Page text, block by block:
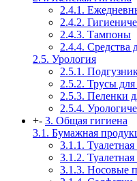
2.4.1.
2.4.2.
2.4.3. Тампоны
2.4.4. Средства
2.5. Урология
2.5.1.
2.5.2. Трусы
2.5.3. Пеленки
2.5.4.
+- 3. Общая гигиена
3.1. Бумажная
3.1.1.
3.1.2.
3.1.3. Носовые